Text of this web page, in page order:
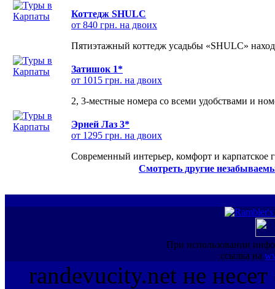
Коттедж SHULC
от 840 грн. на двоих
Пятиэтажный коттедж усадьбы «SHULC»
Затишок 1*
от 1015 грн. на двоих
2, 3-местные номера со всеми удобствами и
Эрней Лаз 3*
от 1295 грн. на двоих
Современный интерьер, комфорт и карпатское
Смотреть другие
При использовании
ссылка на
randevucity.net не несет